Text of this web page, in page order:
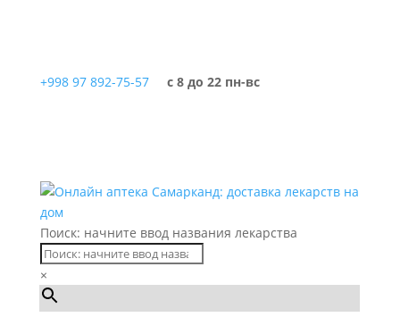
+998 97 892-75-57 с 8 до 22 пн-вс
Поиск: начните ввод названия лекарства
×